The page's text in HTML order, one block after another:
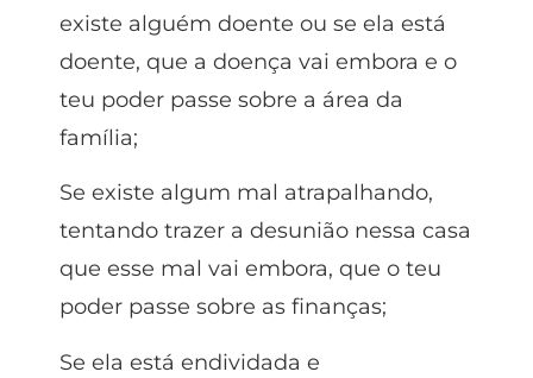
existe alguém doente ou se ela está
doente, que a doença vai embora e o
teu poder passe sobre a área da
família;
Se existe algum mal atrapalhando,
tentando trazer a desunião nessa casa
que esse mal vai embora, que o teu
poder passe sobre as finanças;
Se ela está endividada e